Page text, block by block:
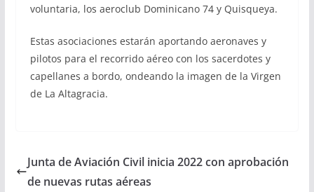
voluntaria, los aeroclub Dominicano 74 y Quisqueya.
Estas asociaciones estarán aportando aeronaves y
pilotos para el recorrido aéreo con los sacerdotes y
capellanes a bordo, ondeando la imagen de la Virgen
de La Altagracia.
Junta de Aviación Civil inicia 2022 con aprobación
de nuevas rutas aéreas